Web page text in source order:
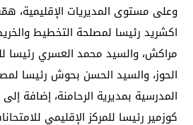
وعلى مستوى المديريات الإقليمية،
اكشريد رئيسا لمصلحة التخطيط
مراكش، والسيد محمد العسري رئيسا
الحوز، والسيد الحسن بحوش رئيسا
المدرسية بمديرية الرحامنة، إضافة
كوزمير رئيسا للمركز الإقليمي